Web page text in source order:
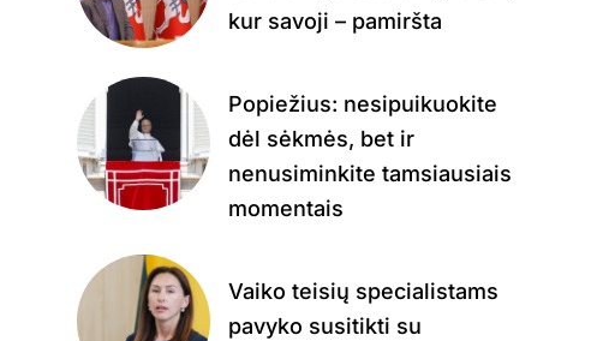
kur savoji – pamiršta
Popiežius: nesipuikuokite
dėl sėkmės, bet ir
nenusiminkite tamsiausiais
momentais
Vaiko teisių specialistams
pavyko susitikti su